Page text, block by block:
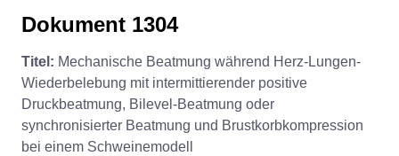
Dokument 1304
Titel: Mechanische Beatmung während Herz-Lungen-
Wiederbelebung mit intermittierender positive
Druckbeatmung, Bilevel-Beatmung oder
synchronisierter Beatmung und Brustkorbkompression
bei einem Schweinemodell